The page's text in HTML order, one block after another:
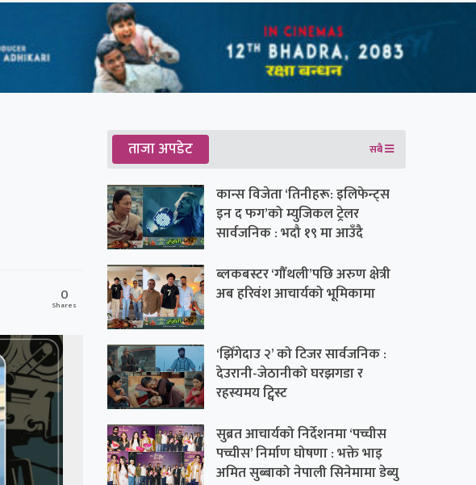
0
Shares
ताजा अपडेट सबै
कान्स विजेता ‘तिनीहरू: इलिफेन्ट्स
इन द फग’को म्युजिकल ट्रेलर
सार्वजनिक : भदौ १९ मा आउँदै
ब्लकबस्टर ‘गौँथली’पछि अरुण क्षेत्री
अब हरिवंश आचार्यको भूमिकामा
‘झिँगेदाउ २’ को टिजर सार्वजनिक :
देउरानी-जेठानीको घरझगडा र
रहस्यमय ट्विस्ट
सुब्रत आचार्यको निर्देशनमा ‘पच्चीस
पच्चीस’ निर्माण घोषणा : भक्ते भाइ
अमित सुब्बाको नेपाली सिनेमामा डेब्यु